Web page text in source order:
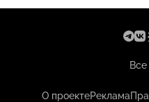
Все
О проектеРеклама